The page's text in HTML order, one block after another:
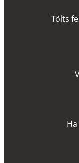
Tölts fe
Ha